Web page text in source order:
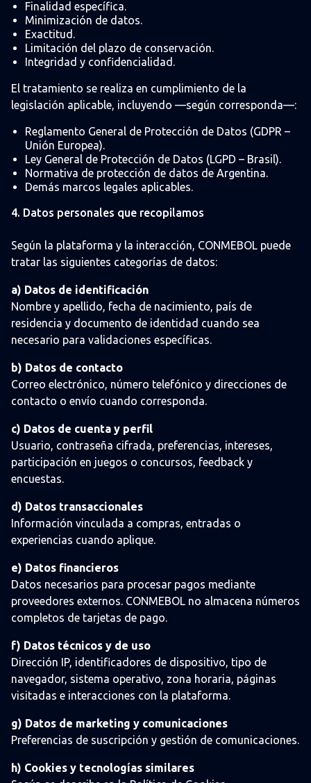
Finalidad específica.
Minimización de datos.
Exactitud.
Limitación del plazo de conservación.
Integridad y confidencialidad.
El tratamiento se realiza en cumplimiento de la
legislación aplicable, incluyendo —según corresponda—:
Reglamento General de Protección de Datos (GDPR –
Unión Europea).
Ley General de Protección de Datos (LGPD – Brasil).
Normativa de protección de datos de Argentina.
Demás marcos legales aplicables.
4. Datos personales que recopilamos
Según la plataforma y la interacción, CONMEBOL puede
tratar las siguientes categorías de datos:
a) Datos de identificación
Nombre y apellido, fecha de nacimiento, país de
residencia y documento de identidad cuando sea
necesario para validaciones específicas.
b) Datos de contacto
Correo electrónico, número telefónico y direcciones de
contacto o envío cuando corresponda.
c) Datos de cuenta y perfil
Usuario, contraseña cifrada, preferencias, intereses,
participación en juegos o concursos, feedback y
encuestas.
d) Datos transaccionales
Información vinculada a compras, entradas o
experiencias cuando aplique.
e) Datos financieros
Datos necesarios para procesar pagos mediante
proveedores externos. CONMEBOL no almacena números
completos de tarjetas de pago.
f) Datos técnicos y de uso
Dirección IP, identificadores de dispositivo, tipo de
navegador, sistema operativo, zona horaria, páginas
visitadas e interacciones con la plataforma.
g) Datos de marketing y comunicaciones
Preferencias de suscripción y gestión de comunicaciones.
h) Cookies y tecnologías similares